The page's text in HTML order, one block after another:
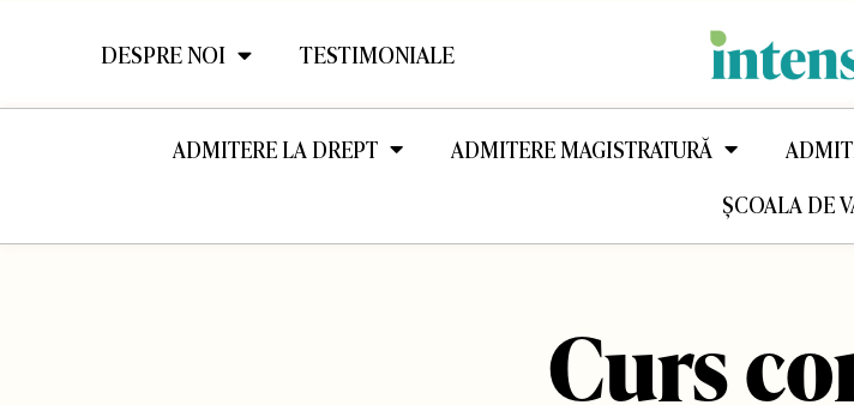
DESPRE NOI TESTIMONIALE
ADMITERE LA DREPT ADMITERE MAGISTRATURĂ
ȘCOALA DE
Curs